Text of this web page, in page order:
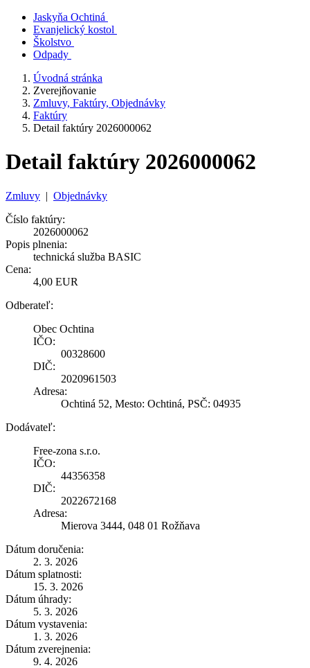
Jaskyňa Ochtiná
Evanjelický kostol
Školstvo
Odpady
Úvodná stránka
Zverejňovanie
Zmluvy, Faktúry, Objednávky
Faktúry
Detail faktúry 2026000062
Detail faktúry 2026000062
Zmluvy | Objednávky
Číslo faktúry:
2026000062
Popis plnenia:
technická služba BASIC
Cena:
4,00 EUR
Odberateľ:
Obec Ochtina
IČO:
00328600
DIČ:
2020961503
Adresa:
Ochtiná 52, Mesto: Ochtiná, PSČ: 04935
Dodávateľ:
Free-zona s.r.o.
IČO:
44356358
DIČ:
2022672168
Adresa:
Mierova 3444, 048 01 Rožňava
Dátum doručenia:
2. 3. 2026
Dátum splatnosti:
15. 3. 2026
Dátum úhrady:
5. 3. 2026
Dátum vystavenia:
1. 3. 2026
Dátum zverejnenia:
9. 4. 2026